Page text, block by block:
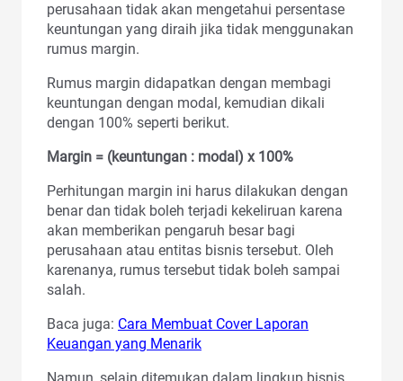
perusahaan tidak akan mengetahui persentase
keuntungan yang diraih jika tidak menggunakan
rumus margin.
Rumus margin didapatkan dengan membagi
keuntungan dengan modal, kemudian dikali
dengan 100% seperti berikut.
Margin = (keuntungan : modal) x 100%
Perhitungan margin ini harus dilakukan dengan
benar dan tidak boleh terjadi kekeliruan karena
akan memberikan pengaruh besar bagi
perusahaan atau entitas bisnis tersebut. Oleh
karenanya, rumus tersebut tidak boleh sampai
salah.
Baca juga: Cara Membuat Cover Laporan
Keuangan yang Menarik